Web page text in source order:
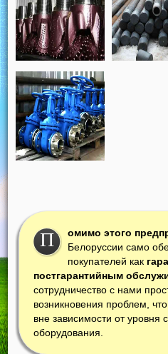
П омимо этого
Белоруссии само
покупателей как
постгарантийным
сотрудничество с нами
возникновения проблем,
вне зависимости от уровня
оборудования.